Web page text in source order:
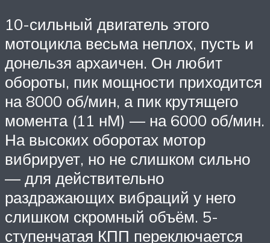
10-сильный двигатель этого
мотоцикла весьма неплох, пусть и
донельзя архаичен. Он любит
обороты, пик мощности приходится
на 8000 об/мин, а пик крутящего
момента (11 нМ) — на 6000 об/мин.
На высоких оборотах мотор
вибрирует, но не слишком сильно
— для действительно
раздражающих вибраций у него
слишком скромный объём. 5-
ступенчатая КПП переключается